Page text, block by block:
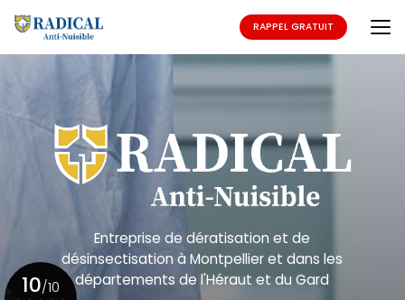
au
contenu
principal
RAPPEL GRATUIT
Entreprise de dératisation et de
désinsectisationà Montpellier et dans les
départements de l'Héraut et du Gard
10/10